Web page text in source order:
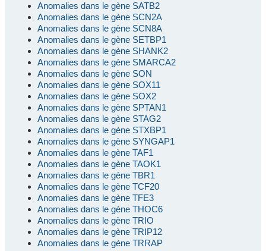
Anomalies dans le gène SATB2
Anomalies dans le gène SCN2A
Anomalies dans le gène SCN8A
Anomalies dans le gène SETBP1
Anomalies dans le gène SHANK2
Anomalies dans le gène SMARCA2
Anomalies dans le gène SON
Anomalies dans le gène SOX11
Anomalies dans le gène SOX2
Anomalies dans le gène SPTAN1
Anomalies dans le gène STAG2
Anomalies dans le gène STXBP1
Anomalies dans le gène SYNGAP1
Anomalies dans le gène TAF1
Anomalies dans le gène TAOK1
Anomalies dans le gène TBR1
Anomalies dans le gène TCF20
Anomalies dans le gène TFE3
Anomalies dans le gène THOC6
Anomalies dans le gène TRIO
Anomalies dans le gène TRIP12
Anomalies dans le gène TRRAP